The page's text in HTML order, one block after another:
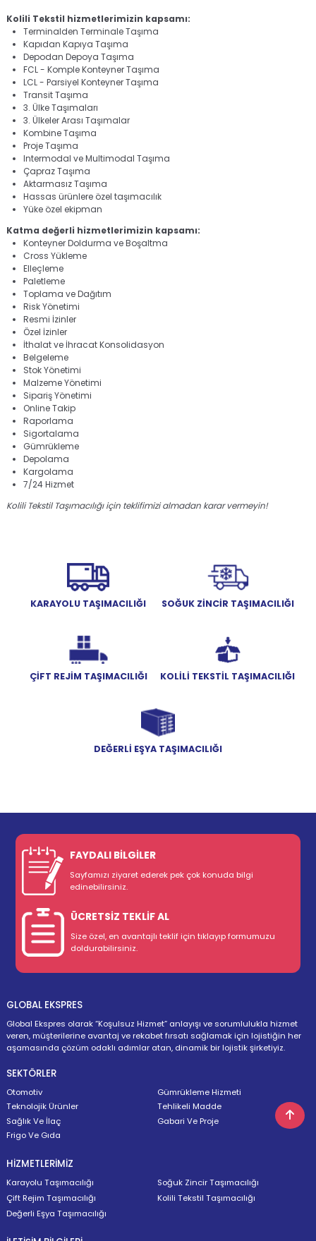
Kolili Tekstil hizmetlerimizin kapsamı:
Terminalden Terminale Taşıma
Kapıdan Kapıya Taşıma
Depodan Depoya Taşıma
FCL - Komple Konteyner Taşıma
LCL - Parsiyel Konteyner Taşıma
Transit Taşıma
3. Ülke Taşımaları
3. Ülkeler Arası Taşımalar
Kombine Taşıma
Proje Taşıma
Intermodal ve Multimodal Taşıma
Çapraz Taşıma
Aktarmasız Taşıma
Hassas ürünlere özel taşımacılık
Yüke özel ekipman
Katma değerli hizmetlerimizin kapsamı:
Konteyner Doldurma ve Boşaltma
Cross Yükleme
Elleçleme
Paletleme
Toplama ve Dağıtım
Risk Yönetimi
Resmi İzinler
Özel İzinler
İthalat ve İhracat Konsolidasyon
Belgeleme
Stok Yönetimi
Malzeme Yönetimi
Sipariş Yönetimi
Online Takip
Raporlama
Sigortalama
Gümrükleme
Depolama
Kargolama
7/24 Hizmet
Kolili Tekstil Taşımacılığı için teklifimizi almadan karar vermeyin!
KARAYOLU TAŞIMACILIĞI SOĞUK ZİNCİR TAŞIMACILIĞI
ÇİFT REJİM TAŞIMACILIĞI KOLİLİ TEKSTİL TAŞIMACILIĞI
DEĞERLİ EŞYA TAŞIMACILIĞI
FAYDALI BİLGİLER
Sayfamızı ziyaret ederek pek çok konuda bilgi
edinebilirsiniz.
ÜCRETSİZ TEKLİF AL
Size özel, en avantajlı teklif için tıklayıp formumuzu
doldurabilirsiniz.
GLOBAL EKSPRES
Global Ekspres olarak “Koşulsuz Hizmet” anlayışı ve sorumlulukla hizmet
veren, müşterilerine avantaj ve rekabet fırsatı sağlamak için lojistiğin her
aşamasında çözüm odaklı adımlar atan, dinamik bir lojistik şirketiyiz.
SEKTÖRLER
Otomotiv
Gümrükleme Hizmeti
Teknolojik Ürünler
Tehlikeli Madde
Sağlık Ve İlaç
Gabari Ve Proje
Frigo Ve Gıda
HİZMETLERİMİZ
Karayolu Taşımacılığı
Soğuk Zincir Taşımacılığı
Çift Rejim Taşımacılığı
Kolili Tekstil Taşımacılığı
Değerli Eşya Taşımacılığı